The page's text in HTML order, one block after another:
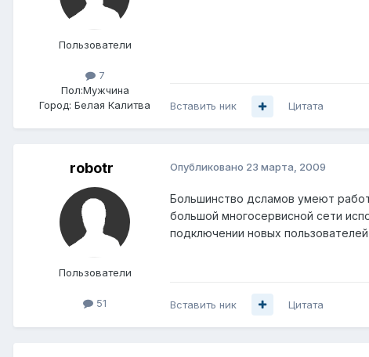
Пользователи
7
Пол:Мужчина
Город: Белая Калитва Вставить ник Цитата
robotr
Пользователи
51
Опубликовано 23 марта, 2009
Большинство дсламов умеют
большой многосервисной сети
подключении новых
Вставить ник Цитата